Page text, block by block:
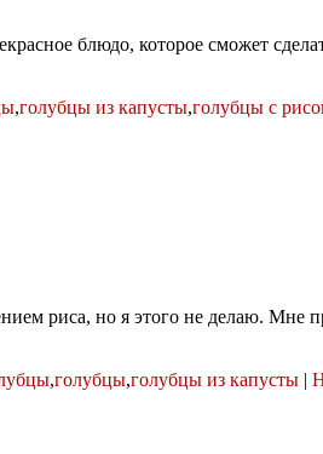
блюдо, которое сможет
,голубцы из капусты,голубцы с
риса, но я этого не делаю.
,голубцы,голубцы из капусты |